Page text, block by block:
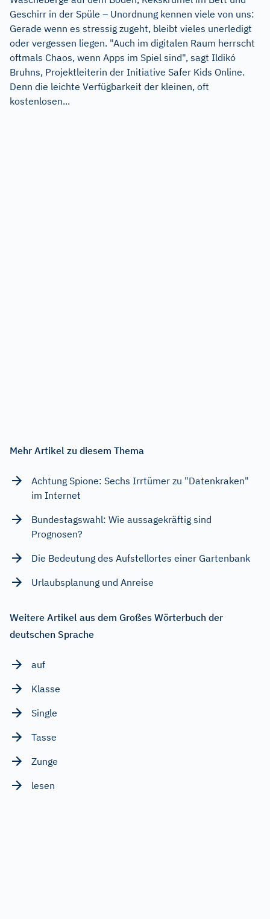
Geschirr in der Spüle – Unordnung kennen viele von uns:
Gerade wenn es stressig zugeht, bleibt vieles unerledigt
oder vergessen liegen. "Auch im digitalen Raum herrscht
oftmals Chaos, wenn Apps im Spiel sind", sagt Ildikó
Bruhns, Projektleiterin der Initiative Safer Kids Online.
Denn die leichte Verfügbarkeit der kleinen, oft
kostenlosen...
Mehr Artikel zu diesem Thema
Achtung Spione: Sechs Irrtümer zu "Datenkraken"
im Internet
Bundestagswahl: Wie aussagekräftig sind
Prognosen?
Die Bedeutung des Aufstellortes einer Gartenbank
Urlaubsplanung und Anreise
Weitere Artikel aus dem Großes Wörterbuch der
deutschen Sprache
auf
Klasse
Single
Tasse
Zunge
lesen